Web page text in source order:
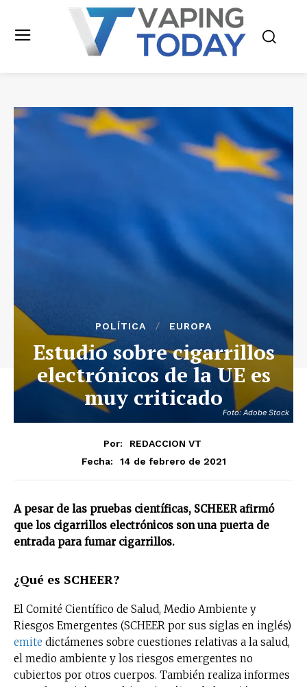
Foto: Adobe Stock
POLÍTICA EUROPA
Estudio sobre cigarrillos
electrónicos de la UE es
muy criticado
Por:
REDACCION VT
Fecha:
14 de febrero de 2021
A pesar de las pruebas científicas, SCHEER afirmó
que los cigarrillos electrónicos son una puerta de
entrada para fumar cigarrillos.
¿Qué es SCHEER?
El Comité Científico de Salud, Medio Ambiente y
Riesgos Emergentes (SCHEER por sus siglas en inglés)
emite dictámenes sobre cuestiones relativas a la salud,
el medio ambiente y los riesgos emergentes no
cubiertos por otros cuerpos. También realiza informes